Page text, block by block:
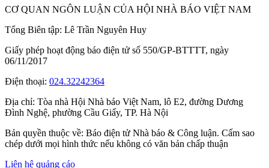
CƠ QUAN NGÔN LUẬN CỦA HỘI NHÀ BÁO VIỆT NAM
Tổng Biên tập: Lê Trần Nguyên Huy
Giấy phép hoạt động báo điện tử số 550/GP-BTTTT, ngày
06/11/2017
Điện thoại: 024.32242364
Địa chỉ: Tòa nhà Hội Nhà báo Việt Nam, lô E2, đường Dương
Đình Nghệ, phường Cầu Giấy, TP. Hà Nội
Bản quyền thuộc về: Báo điện tử Nhà báo & Công luận. Cấm sao
chép dưới mọi hình thức nếu không có văn bản chấp thuận
Liên hệ quảng cáo